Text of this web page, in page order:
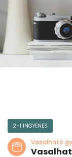
2+1 INGYENES
Vasalható